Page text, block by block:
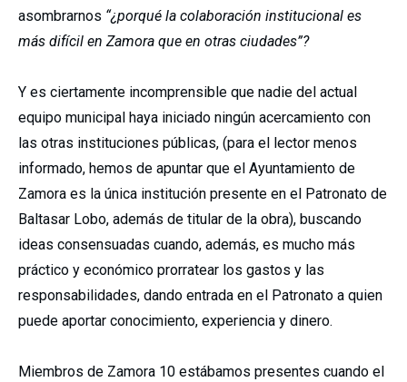
asombrarnos “¿porqué la colaboración institucional es
más difícil en Zamora que en otras ciudades”?
Y es ciertamente incomprensible que nadie del actual
equipo municipal haya iniciado ningún acercamiento con
las otras instituciones públicas, (para el lector menos
informado, hemos de apuntar que el Ayuntamiento de
Zamora es la única institución presente en el Patronato de
Baltasar Lobo, además de titular de la obra), buscando
ideas consensuadas cuando, además, es mucho más
práctico y económico prorratear los gastos y las
responsabilidades, dando entrada en el Patronato a quien
puede aportar conocimiento, experiencia y dinero.
Miembros de Zamora 10 estábamos presentes cuando el